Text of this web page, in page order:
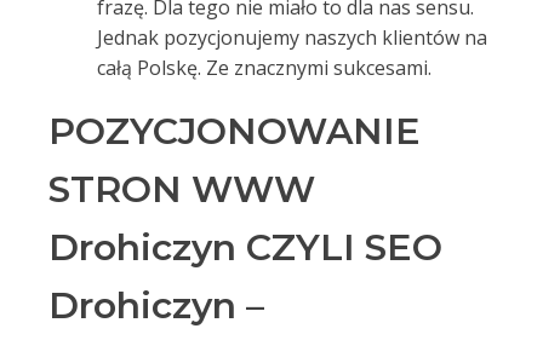
frazę. Dla tego nie miało to dla nas sensu.
Jednak pozycjonujemy naszych klientów na
całą Polskę. Ze znacznymi sukcesami.
POZYCJONOWANIE
STRON WWW
Drohiczyn CZYLI SEO
Drohiczyn –